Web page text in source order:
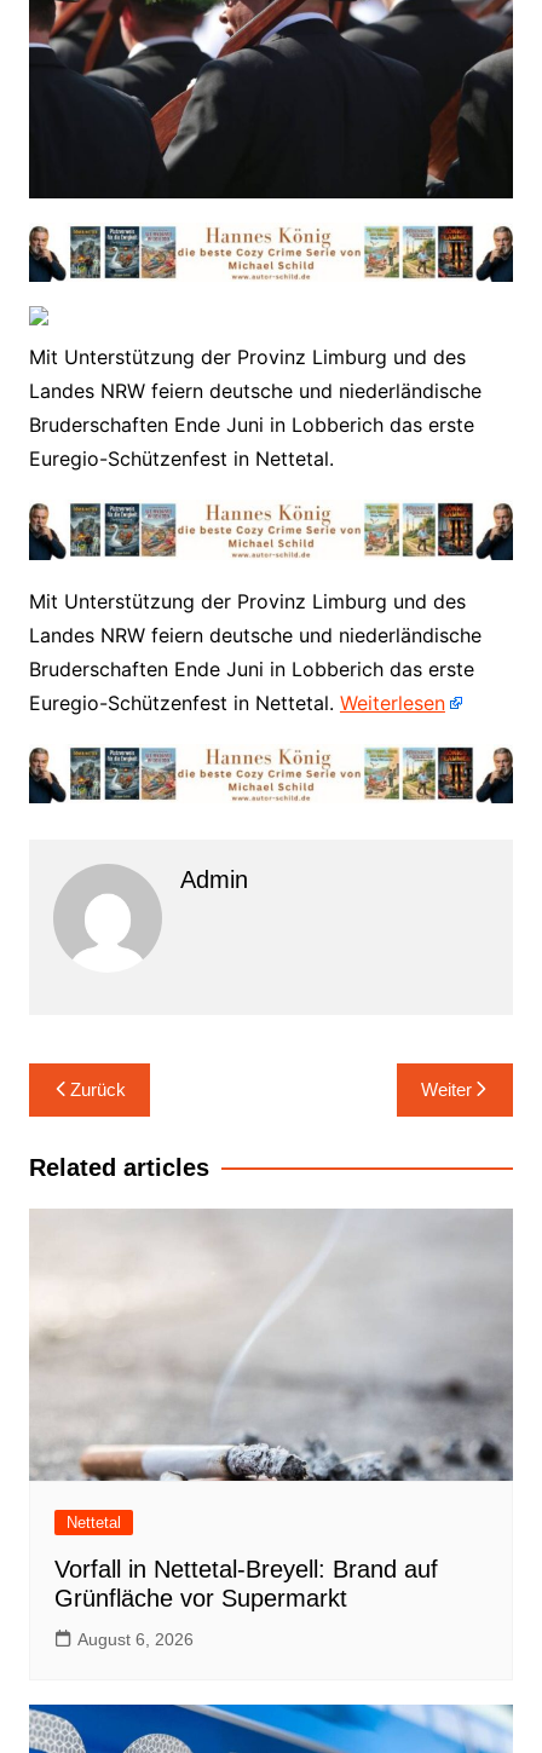
Mit Unterstützung der Provinz Limburg und des
Landes NRW feiern deutsche und niederländische
Bruderschaften Ende Juni in Lobberich das erste
Euregio-Schützenfest in Nettetal.
​Mit Unterstützung der Provinz Limburg und des
Landes NRW feiern deutsche und niederländische
Bruderschaften Ende Juni in Lobberich das erste
Euregio-Schützenfest in Nettetal. Weiterlesen
Admin
Beitrags-
Navigation
Zurück Weiter
Related articles
Nettetal
Vorfall in Nettetal-Breyell: Brand auf
Grünfläche vor Supermarkt
August 6, 2026